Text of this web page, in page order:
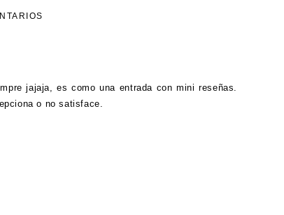
jajaja, es como una entrada con mini reseñas.
o no satisface.